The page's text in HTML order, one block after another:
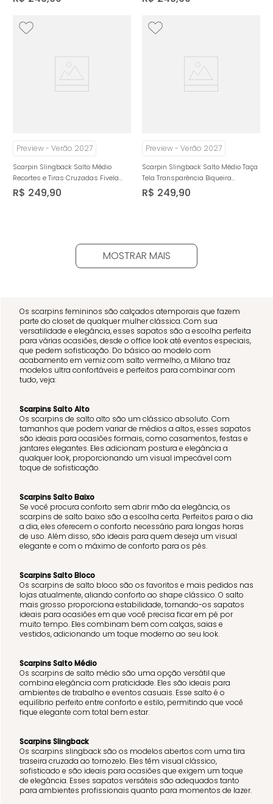
Preview - Verão 2027
Scarpin Slingback Salto Médio
Recortes e Tiras Cruzadas Fivela
Feminino Milano Bege 14935
R$ 249,90
Preview - Verão 2027
Scarpin Slingback Salto Médio Taça
Tela Transparência Biqueira
Feminino Milano Nude 14942
R$ 249,90
MOSTRAR MAIS
Os scarpins femininos são calçados atemporais que fazem
parte do closet de qualquer mulher clássica. Com sua
versatilidade e elegância, esses sapatos são a escolha perfeita
para várias ocasiões, desde o office look até eventos especiais,
que pedem sofisticação. Do básico ao modelo com
acabamento em verniz com salto vermelho, a Milano traz
modelos ultra confortáveis e perfeitos para combinar com
tudo, veja:
Scarpins Salto Alto
Os scarpins de salto alto são um clássico absoluto. Com
tamanhos que podem variar de médios a altos, esses sapatos
são ideais para ocasiões formais, como casamentos, festas e
jantares elegantes. Eles adicionam postura e elegância a
qualquer look, proporcionando um visual impecável com
toque de sofisticação.
Scarpins Salto Baixo
Se você procura conforto sem abrir mão da elegância, os
scarpins de salto baixo são a escolha certa. Perfeitos para o dia
a dia, eles oferecem o conforto necessário para longas horas
de uso. Além disso, são ideais para quem deseja um visual
elegante e com o máximo de conforto para os pés.
Scarpins Salto Bloco
Os scarpins de salto bloco são os favoritos e mais pedidos nas
lojas atualmente, aliando conforto ao shape clássico. O salto
mais grosso proporciona estabilidade, tornando-os sapatos
ideais para ocasiões em que você precisa ficar em pé por
muito tempo. Eles combinam bem com calças, saias e
vestidos, adicionando um toque moderno ao seu look.
Scarpins Salto Médio
Os scarpins de salto médio são uma opção versátil que
combina elegância com praticidade. Eles são ideais para
ambientes de trabalho e eventos casuais. Esse salto é o
equilíbrio perfeito entre conforto e estilo, permitindo que você
fique elegante com total bem estar.
Scarpins Slingback
Os scarpins slingback são os modelos abertos com uma tira
traseira cruzada ao tornozelo. Eles têm visual clássico,
sofisticado e são ideais para ocasiões que exigem um toque
de elegância. Esses sapatos versáteis são adequados tanto
para ambientes profissionais quanto para momentos de lazer.